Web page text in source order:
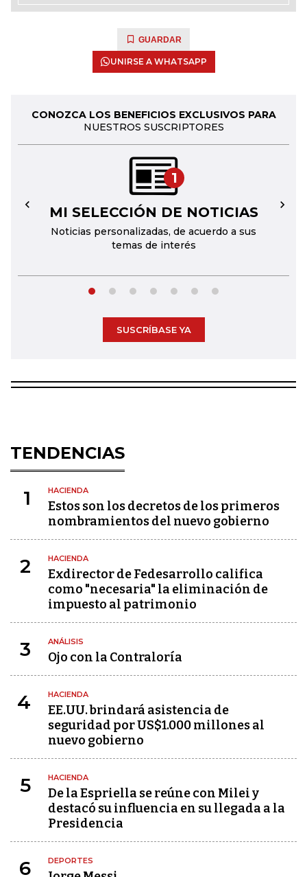
GUARDAR
UNIRSE A WHATSAPP
CONOZCA LOS BENEFICIOS EXCLUSIVOS PARA
NUESTROS SUSCRIPTORES
1
MI SELECCIÓN DE NOTICIAS
Noticias personalizadas, de acuerdo a sus
temas de interés
← →
SUSCRÍBASE YA
TENDENCIAS
1 HACIENDA
Estos son los decretos de los primeros
nombramientos del nuevo gobierno
2 HACIENDA
Exdirector de Fedesarrollo califica
como "necesaria" la eliminación de
impuesto al patrimonio
3 ANÁLISIS
Ojo con la Contraloría
4 HACIENDA
EE.UU. brindará asistencia de
seguridad por US$1.000 millones al
nuevo gobierno
5 HACIENDA
De la Espriella se reúne con Milei y
destacó su influencia en su llegada a la
Presidencia
6 DEPORTES